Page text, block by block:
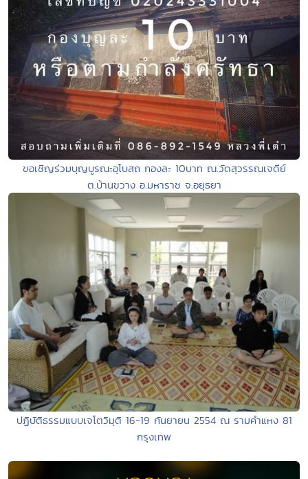
ขอเชิญร่วมบุญบูรณะอุโบสถ กองละ 10บาท ณ.วัดสุวรรณเจดีย์
ต.บ้านขวาง อ.มหาราช จ.อยุธยา
ปฏิบัติธรรมแบบเจโตวิมุติ 16-19 กันยายน 2554 ณ รามคำแหง 81
กรุงเทพ